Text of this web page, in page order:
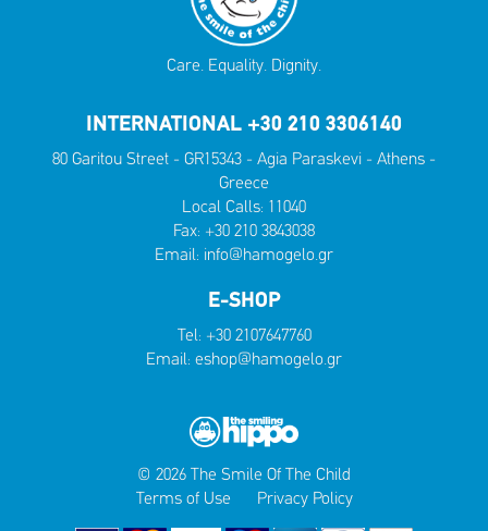
Care. Equality. Dignity.
INTERNATIONAL +30 210 3306140
80 Garitou Street - GR15343 - Agia Paraskevi - Athens -
Greece
Local Calls: 11040
Fax: +30 210 3843038
Email: info@hamogelo.gr
E-SHOP
Tel: +30 2107647760
Email: eshop@hamogelo.gr
© 2026 The Smile Of The Child
Terms of Use
Privacy Policy